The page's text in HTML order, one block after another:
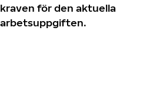
kraven för den aktuella
arbetsuppgiften.